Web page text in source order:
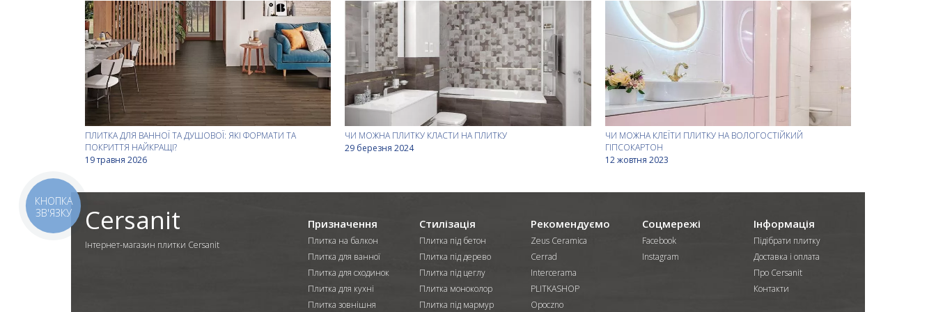
ПЛИТКА ДЛЯ ВАННОЇ ТА ДУШОВОЇ: ЯКІ ФОРМАТИ ТА
ПОКРИТТЯ НАЙКРАЩІ?
19 травня 2026
ЧИ МОЖНА ПЛИТКУ КЛАСТИ НА ПЛИТКУ
29 березня 2024
ЧИ МОЖНА КЛЕЇТИ ПЛИТКУ НА ВОЛОГОСТІЙКИЙ
ГІПСОКАРТОН
12 жовтня 2023
Cersanit
Інтернет-магазин плитки Cersanit
Призначення
Плитка на балкон
Плитка для ванної
Плитка для сходинок
Плитка для кухні
Плитка зовнішня
Стилізація
Плитка під бетон
Плитка під дерево
Плитка під цеглу
Плитка моноколор
Плитка під мармур
Інформація
Підібрати плитку
Доставка і оплата
Про Cersanit
Контакти
Рекомендуємо
Zeus Ceramica
Cerrad
Intercerama
PLITKASHOP
Opoczno
Соцмережі
Facebook
Instagram
КНОПКА
ЗВ'ЯЗКУ